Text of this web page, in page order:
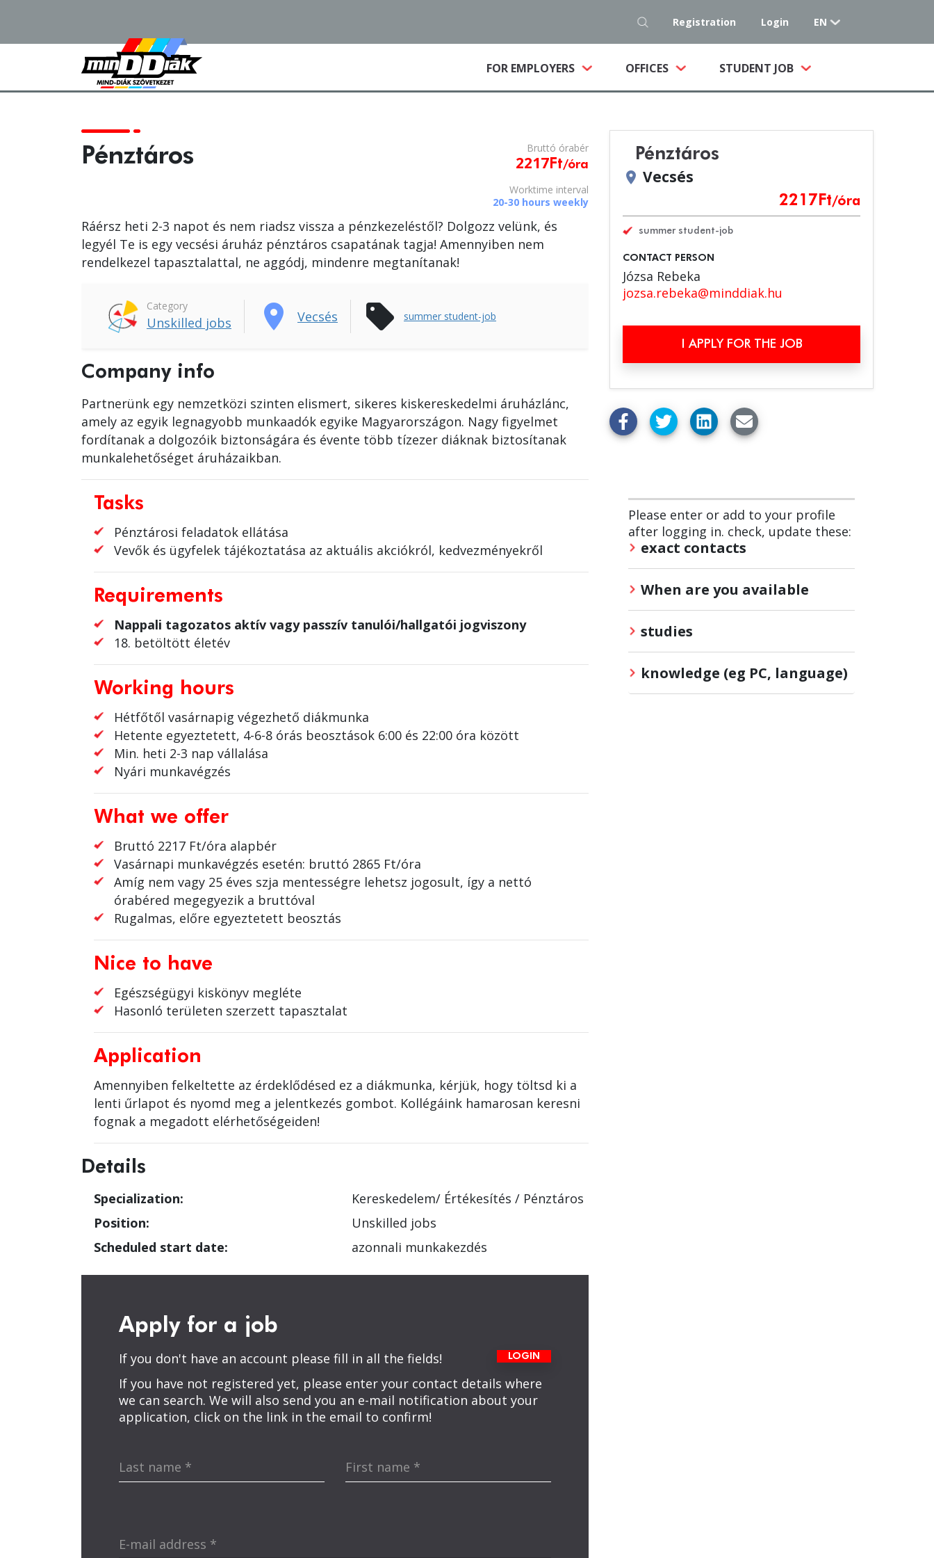
Registration Login EN
FOR EMPLOYERS (CURRENT)OFFICES STUDENT JOB
Pénztáros Bruttó órabér
2217 Ft/óra
Worktime interval
20-30 hours weekly
Ráérsz heti 2-3 napot és nem riadsz vissza a pénzkezeléstől? Dolgozz velünk, és
legyél Te is egy vecsési áruház pénztáros csapatának tagja! Amennyiben nem
rendelkezel tapasztalattal, ne aggódj, mindenre megtanítanak!
Category
Unskilled jobs place Vecsés sell summer student-job
Company info
Partnerünk egy nemzetközi szinten elismert, sikeres kiskereskedelmi áruházlánc,
amely az egyik legnagyobb munkaadók egyike Magyarországon. Nagy figyelmet
fordítanak a dolgozóik biztonságára és évente több tízezer diáknak biztosítanak
munkalehetőséget áruházaikban.
Tasks
Pénztárosi feladatok ellátása
Vevők és ügyfelek tájékoztatása az aktuális akciókról, kedvezményekről
Requirements
Nappali tagozatos aktív vagy passzív tanulói/hallgatói jogviszony
18. betöltött életév
Working hours
Hétfőtől vasárnapig végezhető diákmunka
Hetente egyeztetett, 4-6-8 órás beosztások 6:00 és 22:00 óra között
Min. heti 2-3 nap vállalása
Nyári munkavégzés
What we offer
Bruttó 2217 Ft/óra alapbér
Vasárnapi munkavégzés esetén: bruttó 2865 Ft/óra
Amíg nem vagy 25 éves szja mentességre lehetsz jogosult, így a nettó
órabéred megegyezik a bruttóval
Rugalmas, előre egyeztetett beosztás
Nice to have
Egészségügyi kiskönyv megléte
Hasonló területen szerzett tapasztalat
Application
Amennyiben felkeltette az érdeklődésed ez a diákmunka, kérjük, hogy töltsd ki a
lenti űrlapot és nyomd meg a jelentkezés gombot. Kollégáink hamarosan keresni
fognak a megadott elérhetőségeiden!
Details
Specialization: Kereskedelem/ Értékesítés / Pénztáros
Position:
Unskilled jobs
Scheduled start date:
azonnali munkakezdés
Apply for a job
If you don't have an account please fill in all the fields! LOGIN
If you have not registered yet, please enter your contact details where
we can search. We will also send you an e-mail notification about your
application, click on the link in the email to confirm!
Last name * First name *
E-mail address *
Pénztáros
location_on Vecsés
2217 Ft/óra
summer student-job
CONTACT PERSON
Józsa Rebeka
jozsa.rebeka@minddiak.hu
I APPLY FOR THE JOB
Please enter or add to your profile
after logging in. check, update these:
exact contacts
When are you available
studies
knowledge (eg PC, language)